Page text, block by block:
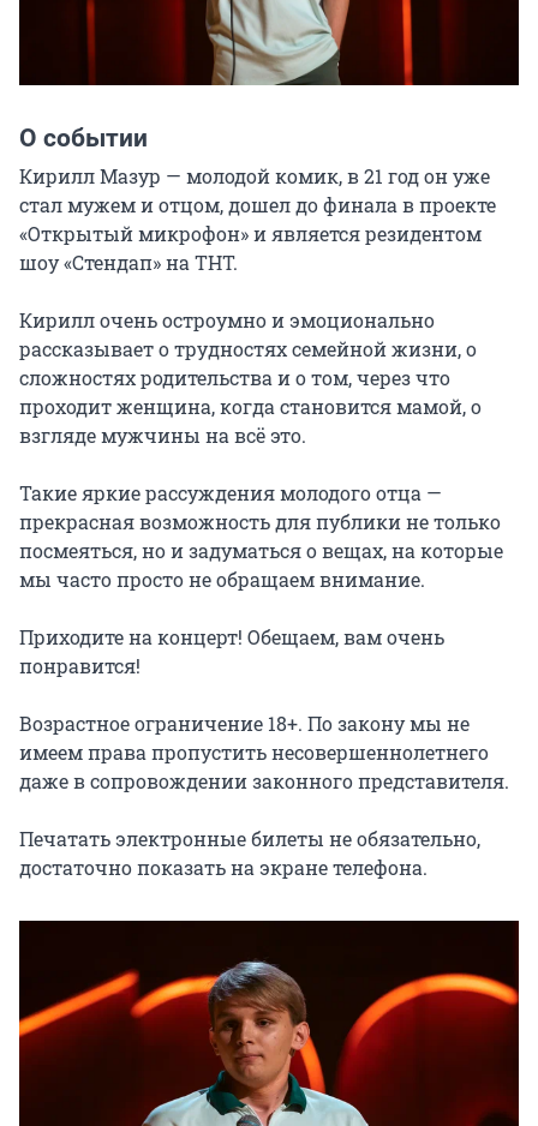
О событии
Кирилл Мазур — молодой комик, в 21 год он уже
стал мужем и отцом, дошел до финала в проекте
«Открытый микрофон» и является резидентом
шоу «Стендап» на ТНТ.
Кирилл очень остроумно и эмоционально
рассказывает о трудностях семейной жизни, о
сложностях родительства и о том, через что
проходит женщина, когда становится мамой, о
взгляде мужчины на всё это.
Такие яркие рассуждения молодого отца —
прекрасная возможность для публики не только
посмеяться, но и задуматься о вещах, на которые
мы часто просто не обращаем внимание.
Приходите на концерт! Обещаем, вам очень
понравится!
Возрастное ограничение 18+. По закону мы не
имеем права пропустить несовершеннолетнего
даже в сопровождении законного представителя.
Печатать электронные билеты не обязательно,
достаточно показать на экране телефона.